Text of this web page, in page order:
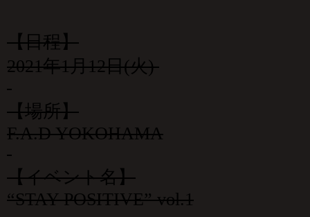
【日程】
2021年1月12日(火)
【場所】
F.A.D YOKOHAMA
【イベント名】
“STAY POSITIVE” vol.1